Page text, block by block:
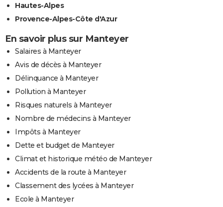
Hautes-Alpes
Provence-Alpes-Côte d'Azur
En savoir plus sur Manteyer
Salaires à Manteyer
Avis de décès à Manteyer
Délinquance à Manteyer
Pollution à Manteyer
Risques naturels à Manteyer
Nombre de médecins à Manteyer
Impôts à Manteyer
Dette et budget de Manteyer
Climat et historique météo de Manteyer
Accidents de la route à Manteyer
Classement des lycées à Manteyer
Ecole à Manteyer